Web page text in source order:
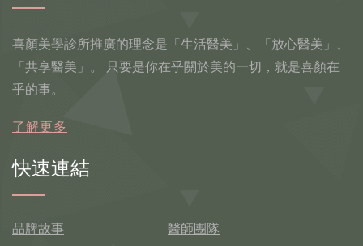
喜顏美學診所推廣的理念是「生活醫美」、「放心醫美」、
「共享醫美」。 只要是你在乎關於美的一切，就是喜顏在
乎的事。
了解更多
快速連結
品牌故事
醫師團隊